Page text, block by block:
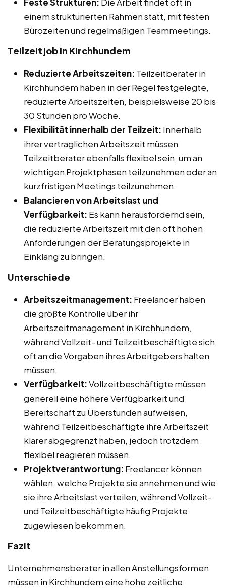
einem strukturierten Rahmen statt, mit festen
Bürozeiten und regelmäßigen Teammeetings.
Teilzeitjob in Kirchhundem
Reduzierte Arbeitszeiten: Teilzeitberater in
Kirchhundem haben in der Regel festgelegte,
reduzierte Arbeitszeiten, beispielsweise 20 bis
30 Stunden pro Woche.
Flexibilität innerhalb der Teilzeit: Innerhalb
ihrer vertraglichen Arbeitszeit müssen
Teilzeitberater ebenfalls flexibel sein, um an
wichtigen Projektphasen teilzunehmen oder an
kurzfristigen Meetings teilzunehmen.
Balancieren von Arbeitslast und
Verfügbarkeit: Es kann herausfordernd sein,
die reduzierte Arbeitszeit mit den oft hohen
Anforderungen der Beratungsprojekte in
Einklang zu bringen.
Unterschiede
Arbeitszeitmanagement: Freelancer haben
die größte Kontrolle über ihr
Arbeitszeitmanagement in Kirchhundem,
während Vollzeit- und Teilzeitbeschäftigte sich
oft an die Vorgaben ihres Arbeitgebers halten
müssen.
Verfügbarkeit:Vollzeitbeschäftigte müssen
generell eine höhere Verfügbarkeit und
Bereitschaft zu Überstunden aufweisen,
während Teilzeitbeschäftigte ihre Arbeitszeit
klarer abgegrenzt haben, jedoch trotzdem
flexibel reagieren müssen.
Projektverantwortung: Freelancer können
wählen, welche Projekte sie annehmen und wie
sie ihre Arbeitslast verteilen, während Vollzeit-
und Teilzeitbeschäftigte häufig Projekte
zugewiesen bekommen.
Fazit
Unternehmensberater in allen Anstellungsformen
müssen in Kirchhundem eine hohe zeitliche